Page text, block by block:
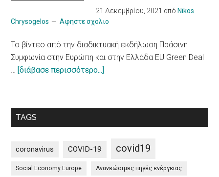
υπεύθυνο
μοντέλο
10
principles
on
sustainable
tourism
21 Δεκεμβρίου, 2021 από Nikos
Chrysogelos
Αφηστε σχολιο
To βίντεο από την διαδικτυακή εκδήλωση Πράσινη
Συμφωνία στην Ευρώπη και στην Ελλάδα EU Green Deal
… [διάβασε περισσότερο...]
από
εκδήλωση
Συμφωνία
TAGS
coronavirus COVID-19 covid19
Social Economy Europe Ανανεώσιμες πηγές ενέργειας